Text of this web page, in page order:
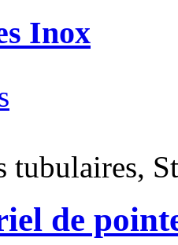
Inox
tubulaires,
de